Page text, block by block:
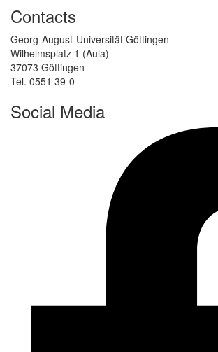
Contacts
Georg-August-Universität Göttingen
Wilhelmsplatz 1 (Aula)
37073 Göttingen
Tel. 0551 39-0
Social Media